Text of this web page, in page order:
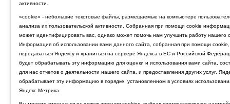
активности.
«cookie» - небольшие текстовые файлы, размещаемые на компьютере
анализа их пользовательской активности. Собранная при помощи cookie
может идентифицировать вас, однако может помочь нам улучшить работу нашего
Информация об использовании вами данного сайта, собранная при помощи cookie,
передаваться Яндексу и храниться на сервере Яндекса в ЕС и Российской
будет обрабатывать эту информацию для оценки и использования вами сайта,
для нас отчетов о деятельности нашего сайта, и предоставления других услуг.
обрабатывает эту информацию в порядке, установленном в условиях
Яндекс Метрика.